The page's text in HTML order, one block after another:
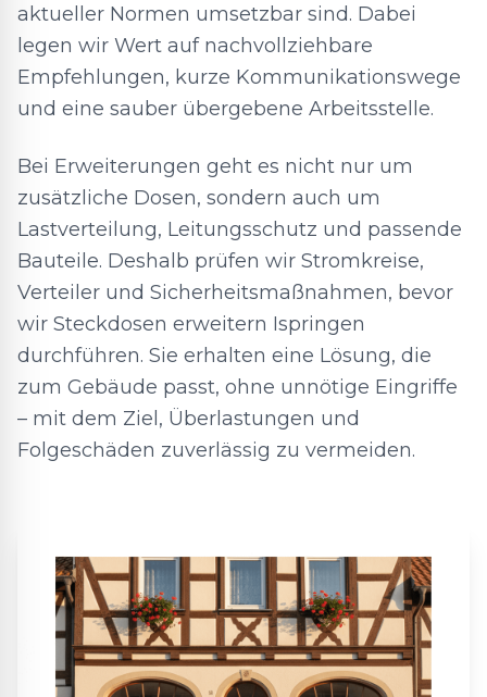
aktueller Normen umsetzbar sind. Dabei
legen wir Wert auf nachvollziehbare
Empfehlungen, kurze Kommunikationswege
und eine sauber übergebene Arbeitsstelle.
Bei Erweiterungen geht es nicht nur um
zusätzliche Dosen, sondern auch um
Lastverteilung, Leitungsschutz und passende
Bauteile. Deshalb prüfen wir Stromkreise,
Verteiler und Sicherheitsmaßnahmen, bevor
wir Steckdosen erweitern Ispringen
durchführen. Sie erhalten eine Lösung, die
zum Gebäude passt, ohne unnötige Eingriffe
– mit dem Ziel, Überlastungen und
Folgeschäden zuverlässig zu vermeiden.